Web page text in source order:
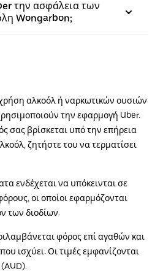
την ασφάλεια των
Wongarbon;
αλκοόλ ή ναρκωτικών ουσιών
την εφαρμογή Uber.
σας βρίσκεται υπό την επήρεια
ζητήστε του να τερματίσει
ενδέχεται να υπόκεινται σε
οι οποίοι εφαρμόζονται
των διοδίων.
φόρος επί αγαθών και
ισχύει. Οι τιμές εμφανίζονται